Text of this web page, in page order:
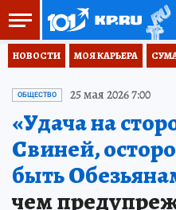
НОВОСТИ МОЯ КАРЬЕРА
ОБЩЕСТВО 25 мая 2026 7:00
«Удача на
Свиней,
быть
чем